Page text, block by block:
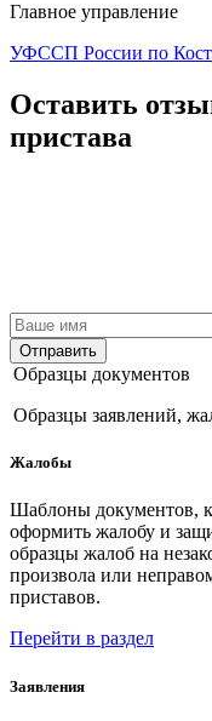
Главное управление
УФССП России по
Оставить
пристава
Отправить
Образцы документов
Образцы заявлений,
Жалобы
Шаблоны документов,
оформить жалобу и
образцы жалоб на
произвола или
приставов.
Перейти в раздел
Заявления